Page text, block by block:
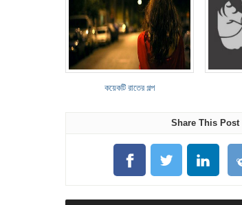
কয়েকটি রাতের গল্প
Share This Post